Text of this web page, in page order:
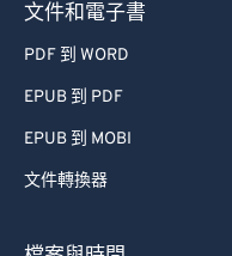
文件和電子書
PDF 到 WORD
EPUB 到 PDF
EPUB 到 MOBI
文件轉換器